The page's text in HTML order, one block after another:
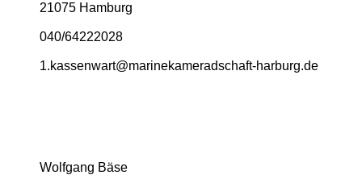
21075 Hamburg
040/64222028
1.­kassenwart@­marinekameradschaft-­harburg.­de
Wolfgang Bäse